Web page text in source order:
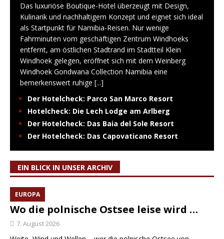
Das luxuriöse Boutique-Hotel überzeugt mit Design,
Kulinarik und nachhaltigem Konzept und eignet sich ideal
als Startpunkt für Namibia-Reisen. Nur wenige
Fahrminuten vom geschäftigen Zentrum Windhoeks
entfernt, am östlichen Stadtrand im Stadtteil Klein
Windhoek gelegen, eröffnet sich mit dem Weinberg
Windhoek Gondwana Collection Namibia eine
bemerkenswert ruhige [...]
Der Hotelcheck: Parco San Marco Resort
Hotelcheck: Die Lech Lodge am Arlberg
Der Hotelcheck: Das Baia del Sole Resort
Der Hotelcheck: Das Capovaticano Resort
EIN BLICK IN UNSER ARCHIV
EUROPA
Wo die polnische Ostsee leise wird …
7. August 2026